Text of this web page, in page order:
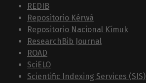
REDIB
Repositorio Kérwá
Repositorio Nacional Kímuk
ResearchBib Journal
ROAD
SciELO
Scientific Indexing Services (SIS)